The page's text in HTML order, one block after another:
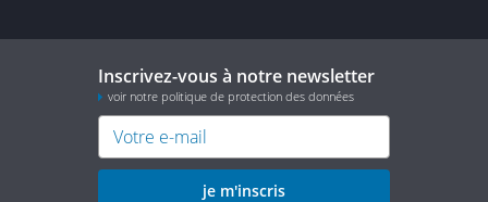
Inscrivez-vous à notre newsletter
voir notre politique de protection des données
je m'inscris